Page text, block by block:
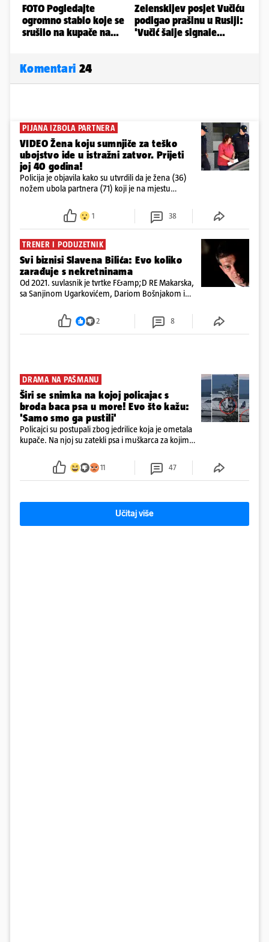
Komentari 24
PIJANA IZBOLA PARTNERA
VIDEO Žena koju sumnjiče za teško
ubojstvo ide u istražni zatvor. Prijeti
joj 40 godina!
Policija je objavila kako su utvrdili da je žena (36)
nožem ubola partnera (71) koji je na mjestu
ispitali i poslali u istražni zatvor
1 38
TRENER I PODUZETNIK
Svi biznisi Slavena Bilića: Evo koliko
zarađuje s nekretninama
Od 2021. suvlasnik je tvrtke F&amp;D RE Makarska,
sa Sanjinom Ugarkovićem, Dariom Bošnjakom i
poslovanje nekretninama, a od osnutka nema
2 8
DRAMA NA PAŠMANU
Širi se snimka na kojoj policajac s
broda baca psa u more! Evo što kažu:
'Samo smo ga pustili'
Policajci su postupali zbog jedrilice koja je ometala
kupače. Na njoj su zatekli psa i muškarca za kojim
ga uhitili, a psa je preuzeo komunalni redar
11 47
Učitaj više